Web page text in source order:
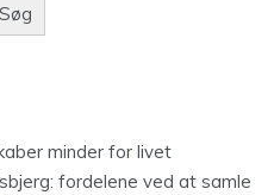
Søg
minder for livet
fordelene ved at samle